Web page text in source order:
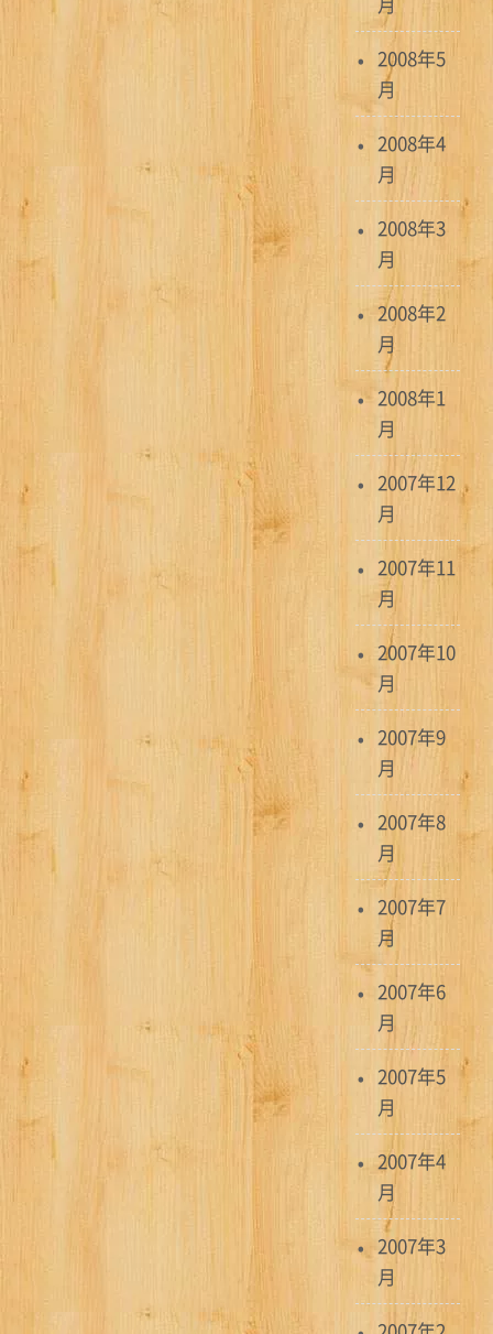
2008年5
月
2008年4
月
2008年3
月
2008年2
月
2008年1
月
2007年12
月
2007年11
月
2007年10
月
2007年9
月
2007年8
月
2007年7
月
2007年6
月
2007年5
月
2007年4
月
2007年3
月